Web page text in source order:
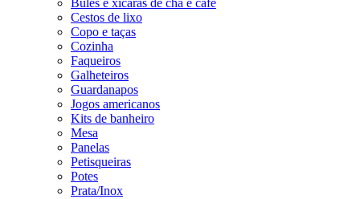
Bules e xícaras de chá e café
Cestos de lixo
Copo e taças
Cozinha
Faqueiros
Galheteiros
Guardanapos
Jogos americanos
Kits de banheiro
Mesa
Panelas
Petisqueiras
Potes
Prata/Inox